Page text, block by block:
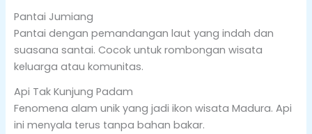
Pantai Jumiang
Pantai dengan pemandangan laut yang indah dan
suasana santai. Cocok untuk rombongan wisata
keluarga atau komunitas.
Api Tak Kunjung Padam
Fenomena alam unik yang jadi ikon wisata Madura. Api
ini menyala terus tanpa bahan bakar.